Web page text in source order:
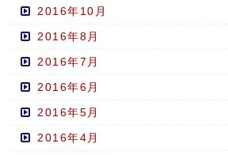
2016年10月
2016年8月
2016年7月
2016年6月
2016年5月
2016年4月